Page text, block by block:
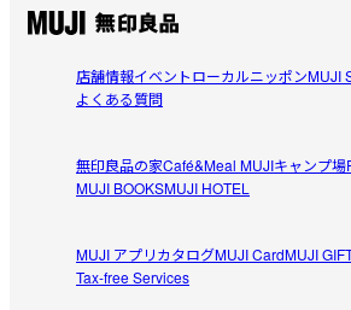
店舗情報イベントローカルニッポンMUJI
よくある質問
無印良品の家Café&Meal MUJIキャンプ場
MUJI BOOKSMUJI HOTEL
MUJI アプリカタログMUJI CardMUJI
Tax-free Services